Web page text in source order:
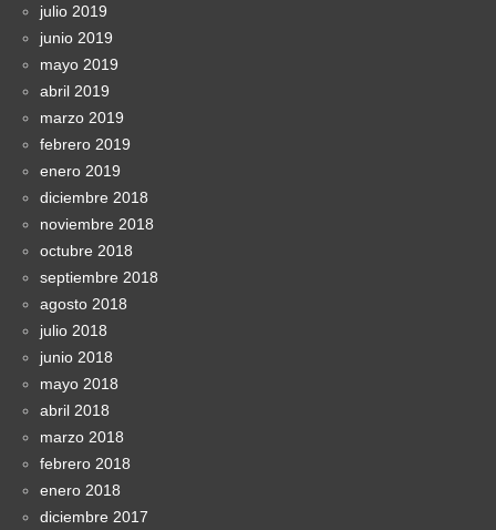
julio 2019
junio 2019
mayo 2019
abril 2019
marzo 2019
febrero 2019
enero 2019
diciembre 2018
noviembre 2018
octubre 2018
septiembre 2018
agosto 2018
julio 2018
junio 2018
mayo 2018
abril 2018
marzo 2018
febrero 2018
enero 2018
diciembre 2017